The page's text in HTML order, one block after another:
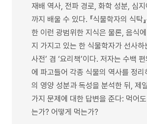
재배 역사, 전파 경로, 화학 성분, 심
까지 배울 수 있다. 『식물학자의 식탁
한 이런 광범위한 지식은 물론, 음식
지 가지고 있는 한 식물학자가 선사하
사전’ 겸 ‘요리책’이다. 저자는 수백
에 파고들어 각종 식물의 역사를 정리
의 영양 성분과 독성을 분석한 뒤, 제
가지 문제에 대한 답변을 준다: 먹어
는가? 어떻게 먹는가?